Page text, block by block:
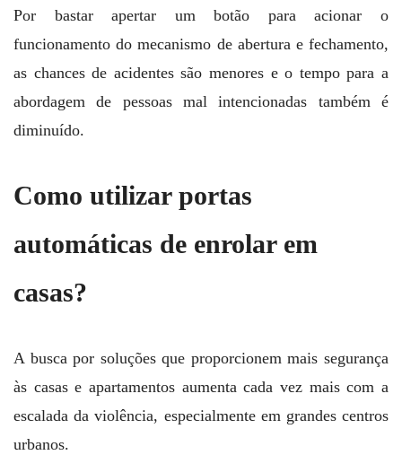
Por bastar apertar um botão para acionar o
funcionamento do mecanismo de abertura e fechamento,
as chances de acidentes são menores e o tempo para a
abordagem de pessoas mal intencionadas também é
diminuído.
Como utilizar portas
automáticas de enrolar em
casas?
A busca por soluções que proporcionem mais segurança
às casas e apartamentos aumenta cada vez mais com a
escalada da violência, especialmente em grandes centros
urbanos.